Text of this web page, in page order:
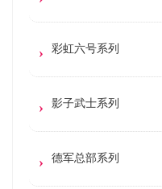
彩虹六号系列
影子武士系列
德军总部系列